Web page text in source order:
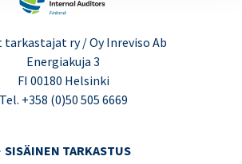
tarkastajat ry / Oy Inreviso Ab
Energiakuja 3
FI 00180 Helsinki
Tel. +358 (0)50 505 6669
SISÄINEN TARKASTUS